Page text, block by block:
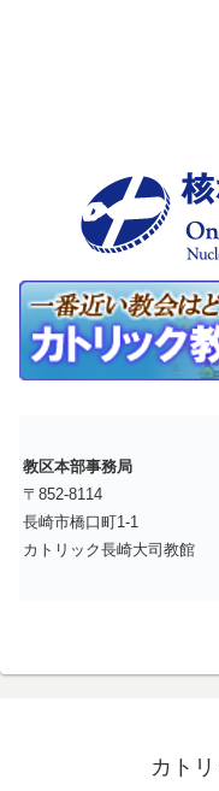
教区本部事務局
〒852-8114
長崎市橋口町1-1
カトリック長崎大司教館
カト